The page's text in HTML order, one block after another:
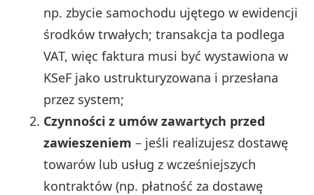
np. zbycie samochodu ujętego w ewidencji
środków trwałych; transakcja ta podlega
VAT, więc faktura musi być wystawiona w
KSeF jako ustrukturyzowana i przesłana
przez system;
Czynności z umów zawartych przed
zawieszeniem – jeśli realizujesz dostawę
towarów lub usług z wcześniejszych
kontraktów (np. płatność za dostawę